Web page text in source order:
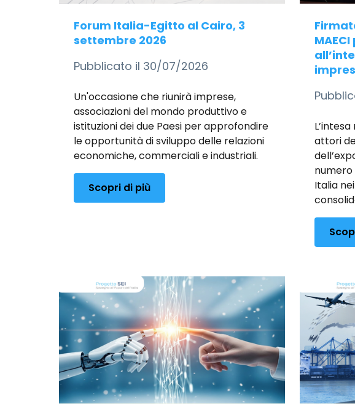
Forum Italia-Egitto al Cairo, 3
settembre 2026
Pubblicato il 30/07/2026
Un'occasione che riunirà imprese,
associazioni del mondo produttivo e
istituzioni dei due Paesi per approfondire
le opportunità di sviluppo delle relazioni
economiche, commerciali e industriali.
Scopri di più
attori
Italia